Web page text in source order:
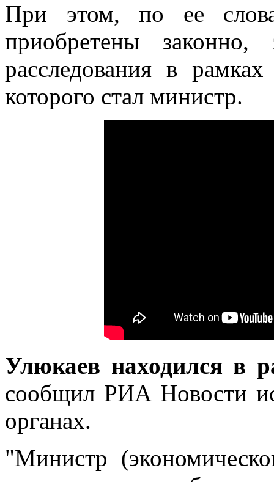
При этом, по ее
приобретены
расследования в
которого стал министр.
Улюкаев находился в
сообщил РИА Новости
органах.
"Министр